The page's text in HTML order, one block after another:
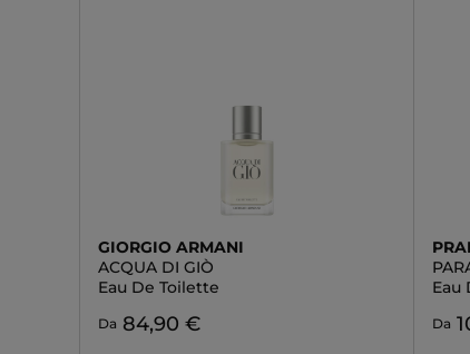
GIORGIO ARMANI
ACQUA DI GIÒ
Eau De Toilette
Da 84,90 €
Eau
Da